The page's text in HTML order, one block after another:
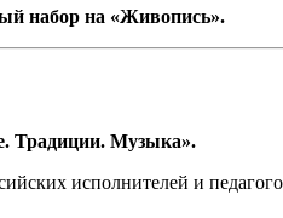
набор на «Живопись».
Традиции. Музыка».
исполнителей и